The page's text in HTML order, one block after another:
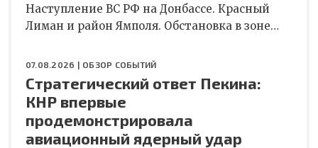
Наступление ВС РФ на Донбассе. Красный
Лиман и район Ямполя. Обстановка в зоне…
07.08.2026 | ОБЗОР СОБЫТИЙ
Стратегический ответ Пекина:
КНР впервые
продемонстрировала
авиационный ядерный удар